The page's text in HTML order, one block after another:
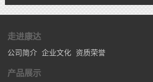
走进康达
公司简介 企业文化 资质荣誉
产品展示